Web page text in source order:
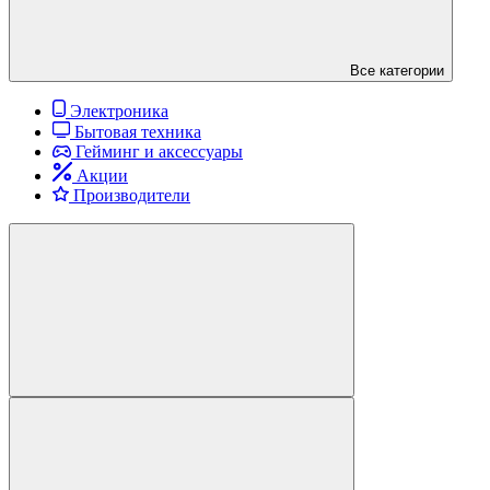
Все категории
Электроника
Бытовая техника
Гейминг и аксессуары
Акции
Производители